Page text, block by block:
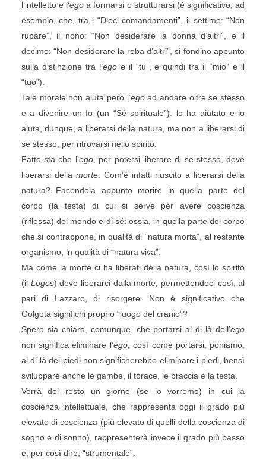
l’intelletto e l’ego a formarsi o strutturarsi (è significativo, ad
esempio, che, tra i “Dieci comandamenti”, il settimo: “Non
rubare”, il nono: “Non desiderare la donna d’altri”, e il
decimo: “Non desiderare la roba d’altri”, si fondino appunto
sulla distinzione tra l’egoe il “tu”, e quindi tra il “mio” e il
“tuo”).
Tale morale non aiuta però l’egoad andare oltre se stesso
e a divenire un Io (un “Sé spirituale”): lo ha aiutato e lo
aiuta, dunque, a liberarsi della natura, ma non a liberarsi di
se stesso, per ritrovarsi nello spirito.
Fatto sta che l’ego, per potersi liberare di se stesso, deve
liberarsi della morte. Com’è infatti riuscito a liberarsi della
natura? Facendola appunto morire in quella parte del
corpo (la testa) di cui si serve per avere coscienza
(riflessa) del mondo e di sé: ossia, in quella parte del corpo
che si contrappone, in qualità di “natura morta”, al restante
organismo, in qualità di “natura viva”.
Ma come la morte ci ha liberati della natura, così lo spirito
(il Logos) deve liberarci dalla morte, permettendoci così, al
pari di Lazzaro, di risorgere. Non è significativo che
Golgota significhi proprio “luogo del cranio”?
Spero sia chiaro, comunque, che portarsi al di là dell’ego
non significa eliminare l’ego, così come portarsi, poniamo,
al di là dei piedi non significherebbe eliminare i piedi, bensì
sviluppare anche le gambe, il torace, le braccia e la testa.
Verrà del resto un giorno (se lo vorremo) in cui la
coscienza intellettuale, che rappresenta oggi il grado più
elevato di coscienza (più elevato di quelli della coscienza di
sogno e di sonno), rappresenterà invece il grado più basso
e, per così dire, “strumentale”.